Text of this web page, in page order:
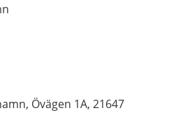
Övägen 1A, 21647